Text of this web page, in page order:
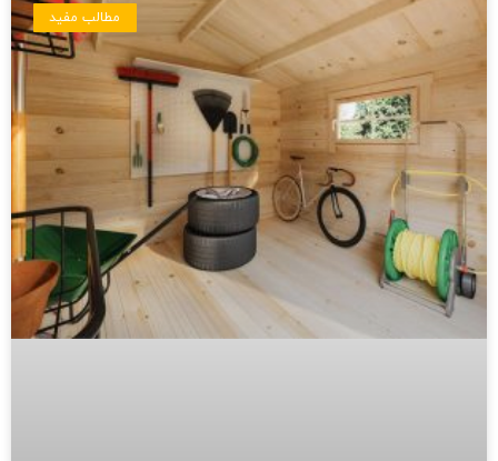
مطالب مفید